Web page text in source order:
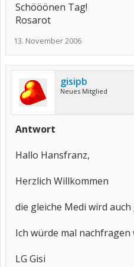
Schööönen Tag!
Rosarot
13. November 2006
gisipb
Neues Mitglied
Antwort
Hallo Hansfranz,
Herzlich Willkommen
die gleiche Medi wird
Ich würde mal nachfragen
LG Gisi